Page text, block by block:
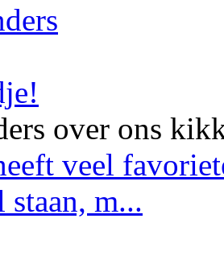
over ons
veel
m...